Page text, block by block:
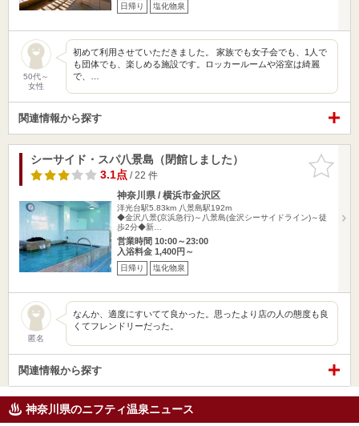
日帰り 塩化物泉
50代～
女性
初めて利用させていただきました。 家族でも女子会でも、1人で
も団体でも、楽しめる施設です。ロッカールームや浴室は綺麗
で、…
関連情報から探す
お気に入
りに追加
シーサイド・スパ八景島（閉館しました）
3.1点/ 22 件
神奈川県 / 横浜市金沢区
洋光台駅5.83km 八景島駅192m
◆金沢八景(京浜急行)～八景島(金沢シーサイドライン)～徒
歩2分◆新…
営業時間 10:00～23:00
入浴料金 1,400円～
日帰り 塩化物泉
匿名
なんか、適度にすいてて良かった。思ったより店の人の態度も良
くてフレンドリーだった。
関連情報から探す
神奈川県のニフティ温泉ニュース